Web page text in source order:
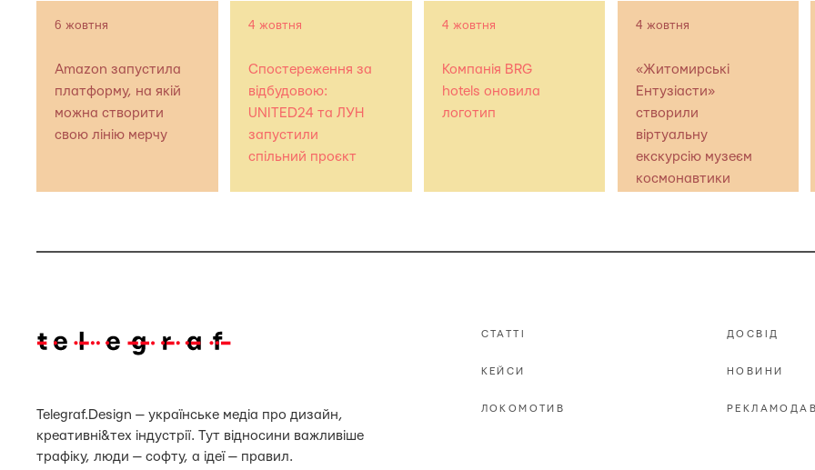
6 жовтня
Amazon запустила
платформу, на якій
можна створити
свою лінію мерчу
4 жовтня
Спостереження за
відбудовою:
UNITED24 та ЛУН
запустили
спільний проєкт
4 жовтня
Компанія BRG
hotels оновила
логотип
4 жовтня
«Житомирські
Ентузіасти»
створили
віртуальну
екскурсію музеєм
космонавтики
Telegraf.Design — українське медіа про дизайн,
креативні&тех індустрії. Тут відносини важливіше
трафіку, люди — софту, а ідеї — правил.
СТАТТІ
КЕЙСИ
ЛОКОМОТИВ
ДОСВІД
НОВИНИ